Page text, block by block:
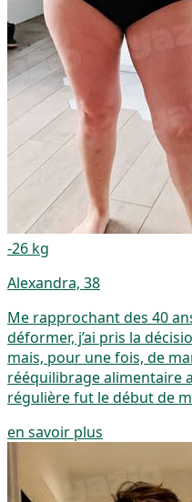
-26 kg
Alexandra, 38
Me rapprochant des 40
déformer, j’ai pris la
mais, pour une fois, de
rééquilibrage alimentaire
régulière fut le début de
en savoir plus